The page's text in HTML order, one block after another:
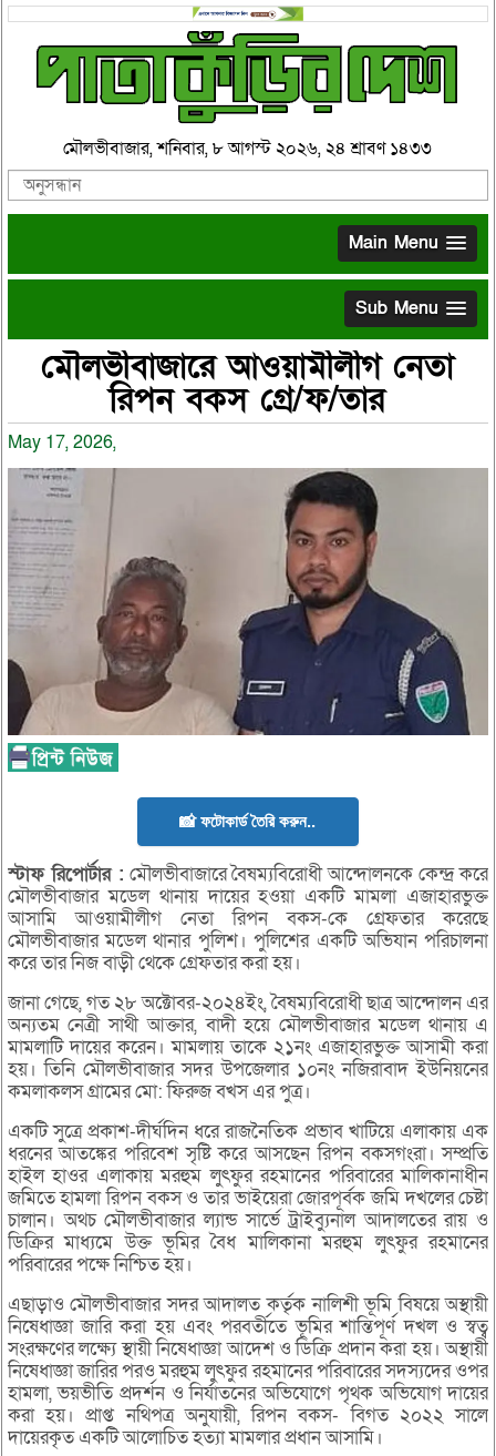
মৌলভীবাজার, শনিবার, ৮ আগস্ট ২০২৬, ২৪ শ্রাবণ ১৪৩৩
Main Menu
Sub Menu
মৌলভীবাজারে আওয়ামীলীগ নেতা
রিপন বকস গ্রে/ফ/তার
May 17, 2026,
📸 ফটোকার্ড তৈরি করুন..
স্টাফরিপোর্টার : মৌলভীবাজারে বৈষম্যবিরোধী আন্দোলনকে কেন্দ্র করে
মৌলভীবাজার মডেল থানায় দায়ের হওয়া একটি মামলা এজাহারভুক্ত
আসামি আওয়ামীলীগ নেতা রিপন বকস-কে গ্রেফতার করেছে
মৌলভীবাজার মডেল থানার পুলিশ। পুলিশের একটি অভিযান পরিচালনা
করে তার নিজ বাড়ী থেকে গ্রেফতার করা হয়।
জানা গেছে, গত ২৮ অক্টোবর-২০২৪ইং, বৈষম্যবিরোধী ছাত্র আন্দোলন এর
অন্যতম নেত্রী সাথী আক্তার, বাদী হয়ে মৌলভীবাজার মডেল থানায় এ
মামলাটি দায়ের করেন। মামলায় তাকে ২১নং এজাহারভুক্ত আসামী করা
হয়। তিনি মৌলভীবাজার সদর উপজেলার ১০নং নজিরাবাদ ইউনিয়নের
কমলাকলস গ্রামের মো: ফিরুজ বখস এর পুত্র।
একটি সুত্রে প্রকাশ-দীর্ঘদিন ধরে রাজনৈতিক প্রভাব খাটিয়ে এলাকায় এক
ধরনের আতঙ্কের পরিবেশ সৃষ্টি করে আসছেন রিপন বকসগংরা। সম্প্রতি
হাইল হাওর এলাকায় মরহুম লুৎফুর রহমানের পরিবারের মালিকানাধীন
জমিতে হামলা রিপন বকস ও তার ভাইয়েরা জোরপূর্বক জমি দখলের চেষ্টা
চালান। অথচ মৌলভীবাজার ল্যান্ড সার্ভে ট্রাইব্যুনাল আদালতের রায় ও
ডিক্রির মাধ্যমে উক্ত ভূমির বৈধ মালিকানা মরহুম লুৎফুর রহমানের
পরিবারের পক্ষে নিশ্চিত হয়।
এছাড়াও মৌলভীবাজার সদর আদালত কর্তৃক নালিশী ভূমি বিষয়ে অস্থায়ী
নিষেধাজ্ঞা জারি করা হয় এবং পরবর্তীতে ভূমির শান্তিপূর্ণ দখল ও স্বত্ব
সংরক্ষণের লক্ষ্যে স্থায়ী নিষেধাজ্ঞা আদেশ ও ডিক্রি প্রদান করা হয়। অস্থায়ী
নিষেধাজ্ঞা জারির পরও মরহুম লুৎফুর রহমানের পরিবারের সদস্যদের ওপর
হামলা, ভয়ভীতি প্রদর্শন ও নির্যাতনের অভিযোগে পৃথক অভিযোগ দায়ের
করা হয়। প্রাপ্ত নথিপত্র অনুযায়ী, রিপন বকস- বিগত ২০২২ সালে
দায়েরকৃত একটি আলোচিত হত্যা মামলার প্রধান আসামি।